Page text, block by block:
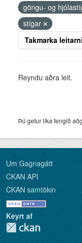
göngu- og
stígar
Takmarka
Reyndu aðra leit.
Þú getur líka fengið
Um Gagnagátt
CKAN API
CKAN samtökin
Keyrt af